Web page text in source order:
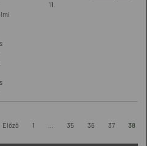
11.
Előző 1 35 36 37 38